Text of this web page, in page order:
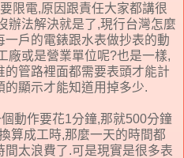
限電,原因跟責任大家都講很
辦法解決就是了,現行台灣怎麼
戶的電錶跟水表做抄表的動
廠或是營業單位呢?也是一樣,
管路裡面都需要表頭才能計
顯示才能知道用掉多少.
動作要花1分鐘,那就500分鐘
算成工時,那麼一天的時間都
太浪費了.可是現實是很多表